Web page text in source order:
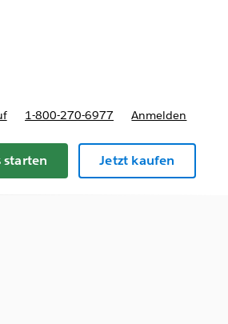
und Preise
1-800-270-6977 Anmelden
starten Jetzt kaufen